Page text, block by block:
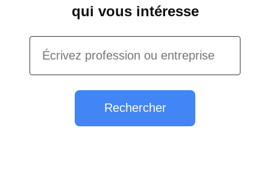
qui vous intéresse
Rechercher